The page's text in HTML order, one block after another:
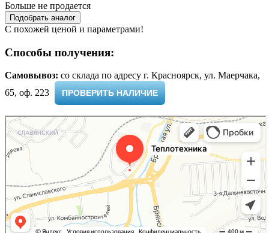
Больше не продается
Подобрать аналог
С похожей ценой и параметрами!
Способы получения:
Самовывоз: cо склада по адресу г. Красноярск, ул. Маерчака,
65, оф. 223 ​
ПРОВЕРИТЬ НАЛИЧИЕ